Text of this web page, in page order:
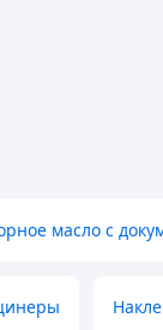
масло с